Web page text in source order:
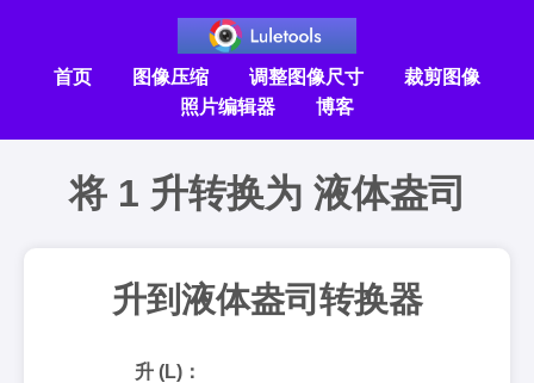
首页 图像压缩 调整图像尺寸
裁剪图像
照片编辑器
博客
将 1 升转换为 液体盎司
升到液体盎司转换器
升 (L)：